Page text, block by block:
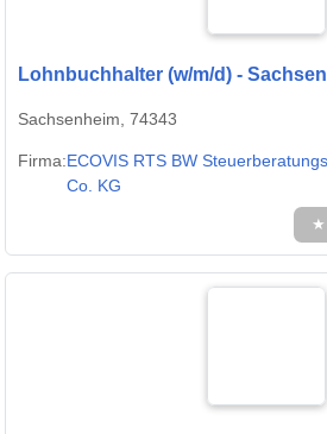
Lohnbuchhalter (w/m/d) -
Sachsenheim, 74343
Firma:ECOVIS RTS BW
Co. KG
★